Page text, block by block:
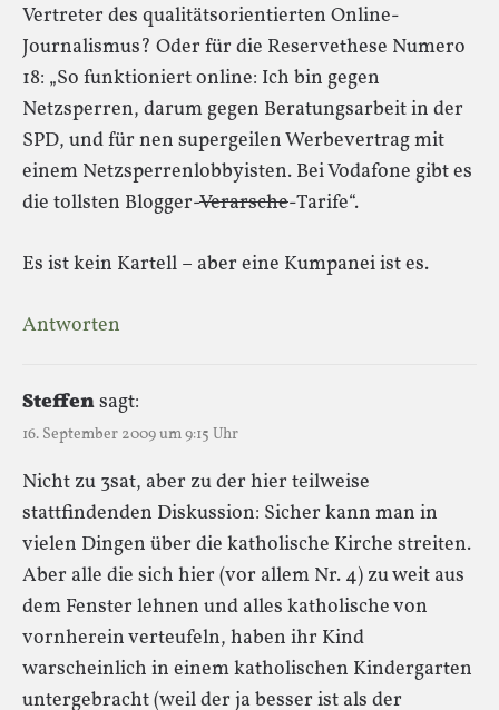
Vertreter des qualitätsorientierten Online-
Journalismus? Oder für die Reservethese Numero
18: „So funktioniert online: Ich bin gegen
Netzsperren, darum gegen Beratungsarbeit in der
SPD, und für nen supergeilen Werbevertrag mit
einem Netzsperrenlobbyisten. Bei Vodafone gibt es
die tollsten Blogger-Verarsche-Tarife“.
Es ist kein Kartell – aber eine Kumpanei ist es.
Antworten
Steffensagt:
16. September 2009 um 9:15 Uhr
Nicht zu 3sat, aber zu der hier teilweise
stattfindenden Diskussion: Sicher kann man in
vielen Dingen über die katholische Kirche streiten.
Aber alle die sich hier (vor allem Nr. 4) zu weit aus
dem Fenster lehnen und alles katholische von
vornherein verteufeln, haben ihr Kind
warscheinlich in einem katholischen Kindergarten
untergebracht (weil der ja besser ist als der